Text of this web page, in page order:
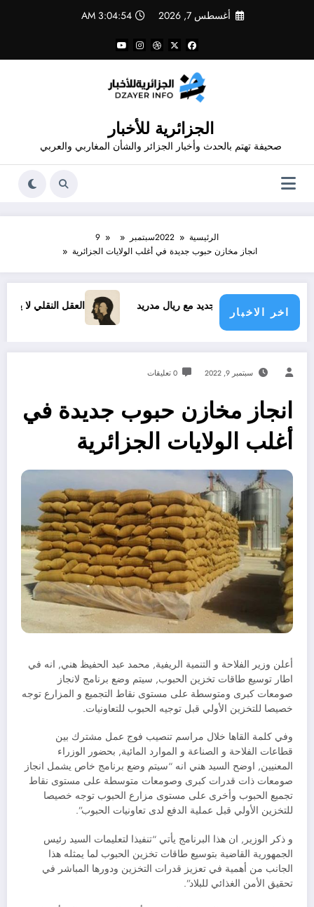
أغسطس 7, 2026 3:04:54 AM
الجزائرية للأخبار
صحيفة تهتم بالحدث وأخبار الجزائر والشأن المغاربي والعربي
الرئيسية 2022سبتمبر
9
انجاز مخازن حبوب جديدة في أغلب الولايات الجزائرية
اخر الاخبار
فينيسيوس الجديد مع ريال مدريد العقل النقلي لا يبدع حتى
سبتمبر 9, 2022 0 تعليقات
انجاز مخازن حبوب جديدة في
أغلب الولايات الجزائرية
أعلن وزير الفلاحة و التنمية الريفية, محمد عبد الحفيظ هني, انه في
اطار توسيع طاقات تخزين الحبوب, سيتم وضع برنامج لانجاز
صومعات كبرى ومتوسطة على مستوى نقاط التجميع و المزارع توجه
خصيصا للتخزين الأولي قبل توجيه الحبوب للتعاونيات.
وفي كلمة القاها خلال مراسم تنصيب فوج عمل مشترك بين
قطاعات الفلاحة و الصناعة و الموارد المائية, بحضور الوزراء
المعنيين, اوضح السيد هني انه “سيتم وضع برنامج خاص يشمل انجاز
صومعات ذات قدرات كبرى وصومعات متوسطة على مستوى نقاط
تجميع الحبوب وأخرى على مستوى مزارع الحبوب توجه خصيصا
للتخزين الأولي قبل عملية الدفع لدى تعاونيات الحبوب”.
و ذكر الوزير, ان هذا البرنامج يأتي “تنفيذا لتعليمات السيد رئيس
الجمهورية القاضية بتوسيع طاقات تخزين الحبوب لما يمثله هذا
الجانب من أهمية في تعزيز قدرات التخزين ودورها المباشر في
تحقيق الأمن الغذائي للبلاد”.